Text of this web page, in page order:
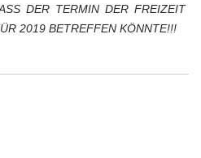
DER TERMIN DER FREIZEIT
2019 BETREFFEN KÖNNTE!!!